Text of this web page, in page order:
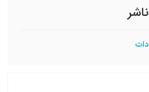
ناشر
دات